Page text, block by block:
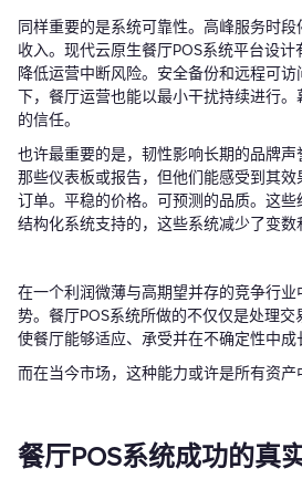
同样重要的是系统可靠性。高峰服务时
收入。现代云原生餐厅POS系统平台设计
降低运营中断风险。安全备份和远程可
下，餐厅运营也能以最小干扰持续进行
的信任。
也许最重要的是，韧性影响长期的品牌声
那些仪表板或报告，但他们能感受到其
订单。平稳的价格。可预测的品质。这
结构化系统支持的，这些系统减少了变数
在一个利润微薄与高期望并存的竞争行
势。餐厅POS系统所做的不仅仅是处理
使餐厅能够适应、承受并在不确定性中成
而在当今市场，这种能力或许是所有资产
餐厅POS系统成功的真